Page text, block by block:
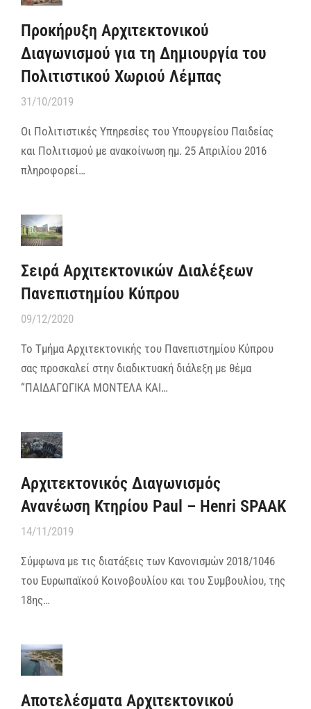
Προκήρυξη Αρχιτεκτονικού
Διαγωνισμού για τη Δημιουργία του
Πολιτιστικού Χωριού Λέμπας
31/10/2019
Οι Πολιτιστικές Υπηρεσίες του Υπουργείου Παιδείας
και Πολιτισμού με ανακοίνωση ημ. 25 Απριλίου 2016
πληροφορεί…
Σειρά Αρχιτεκτονικών Διαλέξεων
Πανεπιστημίου Κύπρου
09/12/2020
Το Τμήμα Αρχιτεκτονικής του Πανεπιστημίου Κύπρου
σας προσκαλεί στην διαδικτυακή διάλεξη με θέμα
“ΠΑΙΔΑΓΩΓΙΚΑ ΜΟΝΤΕΛΑ ΚΑΙ…
Αρχιτεκτονικός Διαγωνισμός
Ανανέωση Κτηρίου Paul – Henri SPAAK
14/11/2019
Σύμφωνα με τις διατάξεις των Κανονισμών 2018/1046
του Ευρωπαϊκού Κοινοβουλίου και του Συμβουλίου, της
18ης…
Αποτελέσματα Αρχιτεκτονικού